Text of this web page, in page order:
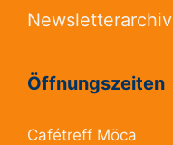
Newsletterarchiv
Öffnungszeiten
Cafétreff Möca